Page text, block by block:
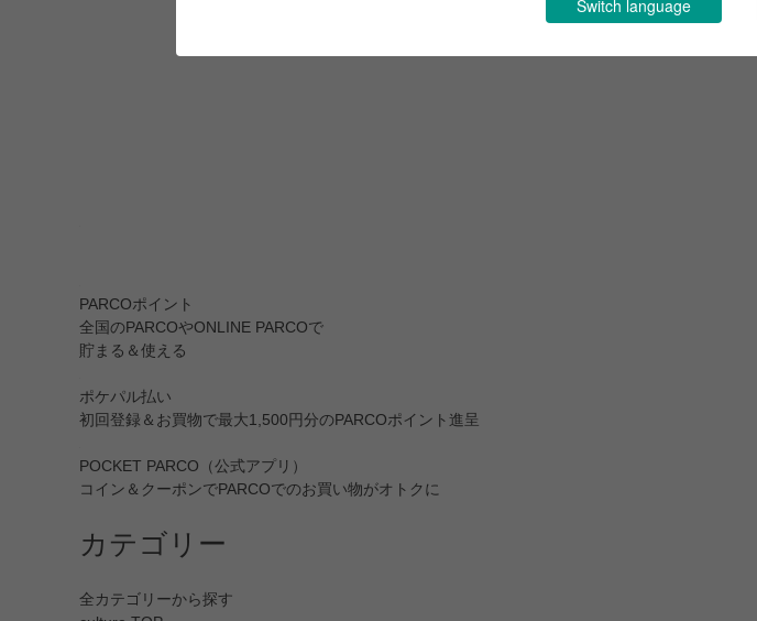
PARCOポイント
全国のPARCOやONLINE PARCOで
貯まる＆使える
ポケパル払い
初回登録＆お買物で最大1,500円分のPARCOポイント進呈
POCKET PARCO（公式アプリ）
コイン＆クーポンでPARCOでのお買い物がオトクに
カテゴリー
全カテゴリーから探す
Switch language